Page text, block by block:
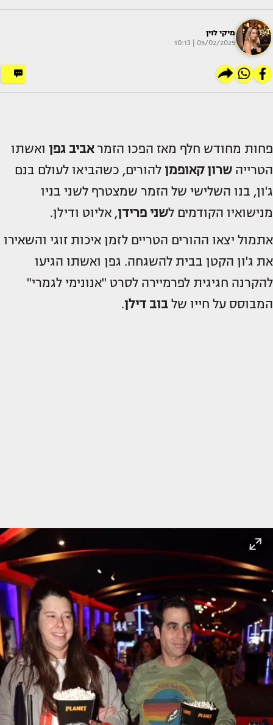
מיקי לוין
05/02/2025 | 10:13
פחות מחודש חלף מאז הפכו הזמראביב גפן ואשתו
הטרייה שרון קאופמן להורים, כשהביאו לעולם בנם
ג'ון, בנו השלישי של הזמר שמצטרף לשני בניו
מנישואיו הקודמים לשני פרידן, אליוט ודילן.
אתמול יצאו ההורים הטריים לזמן איכות זוגי והשאירו
את ג'ון הקטן בבית להשגחה. גפן ואשתו הגיעו
להקרנה חגיגית לפרמיירה לסרט "אנונימי לגמרי"
המבוסס על חייו של בוב דילן.